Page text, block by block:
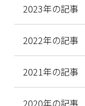
2023年の記事
2022年の記事
2021年の記事
2020年の記事